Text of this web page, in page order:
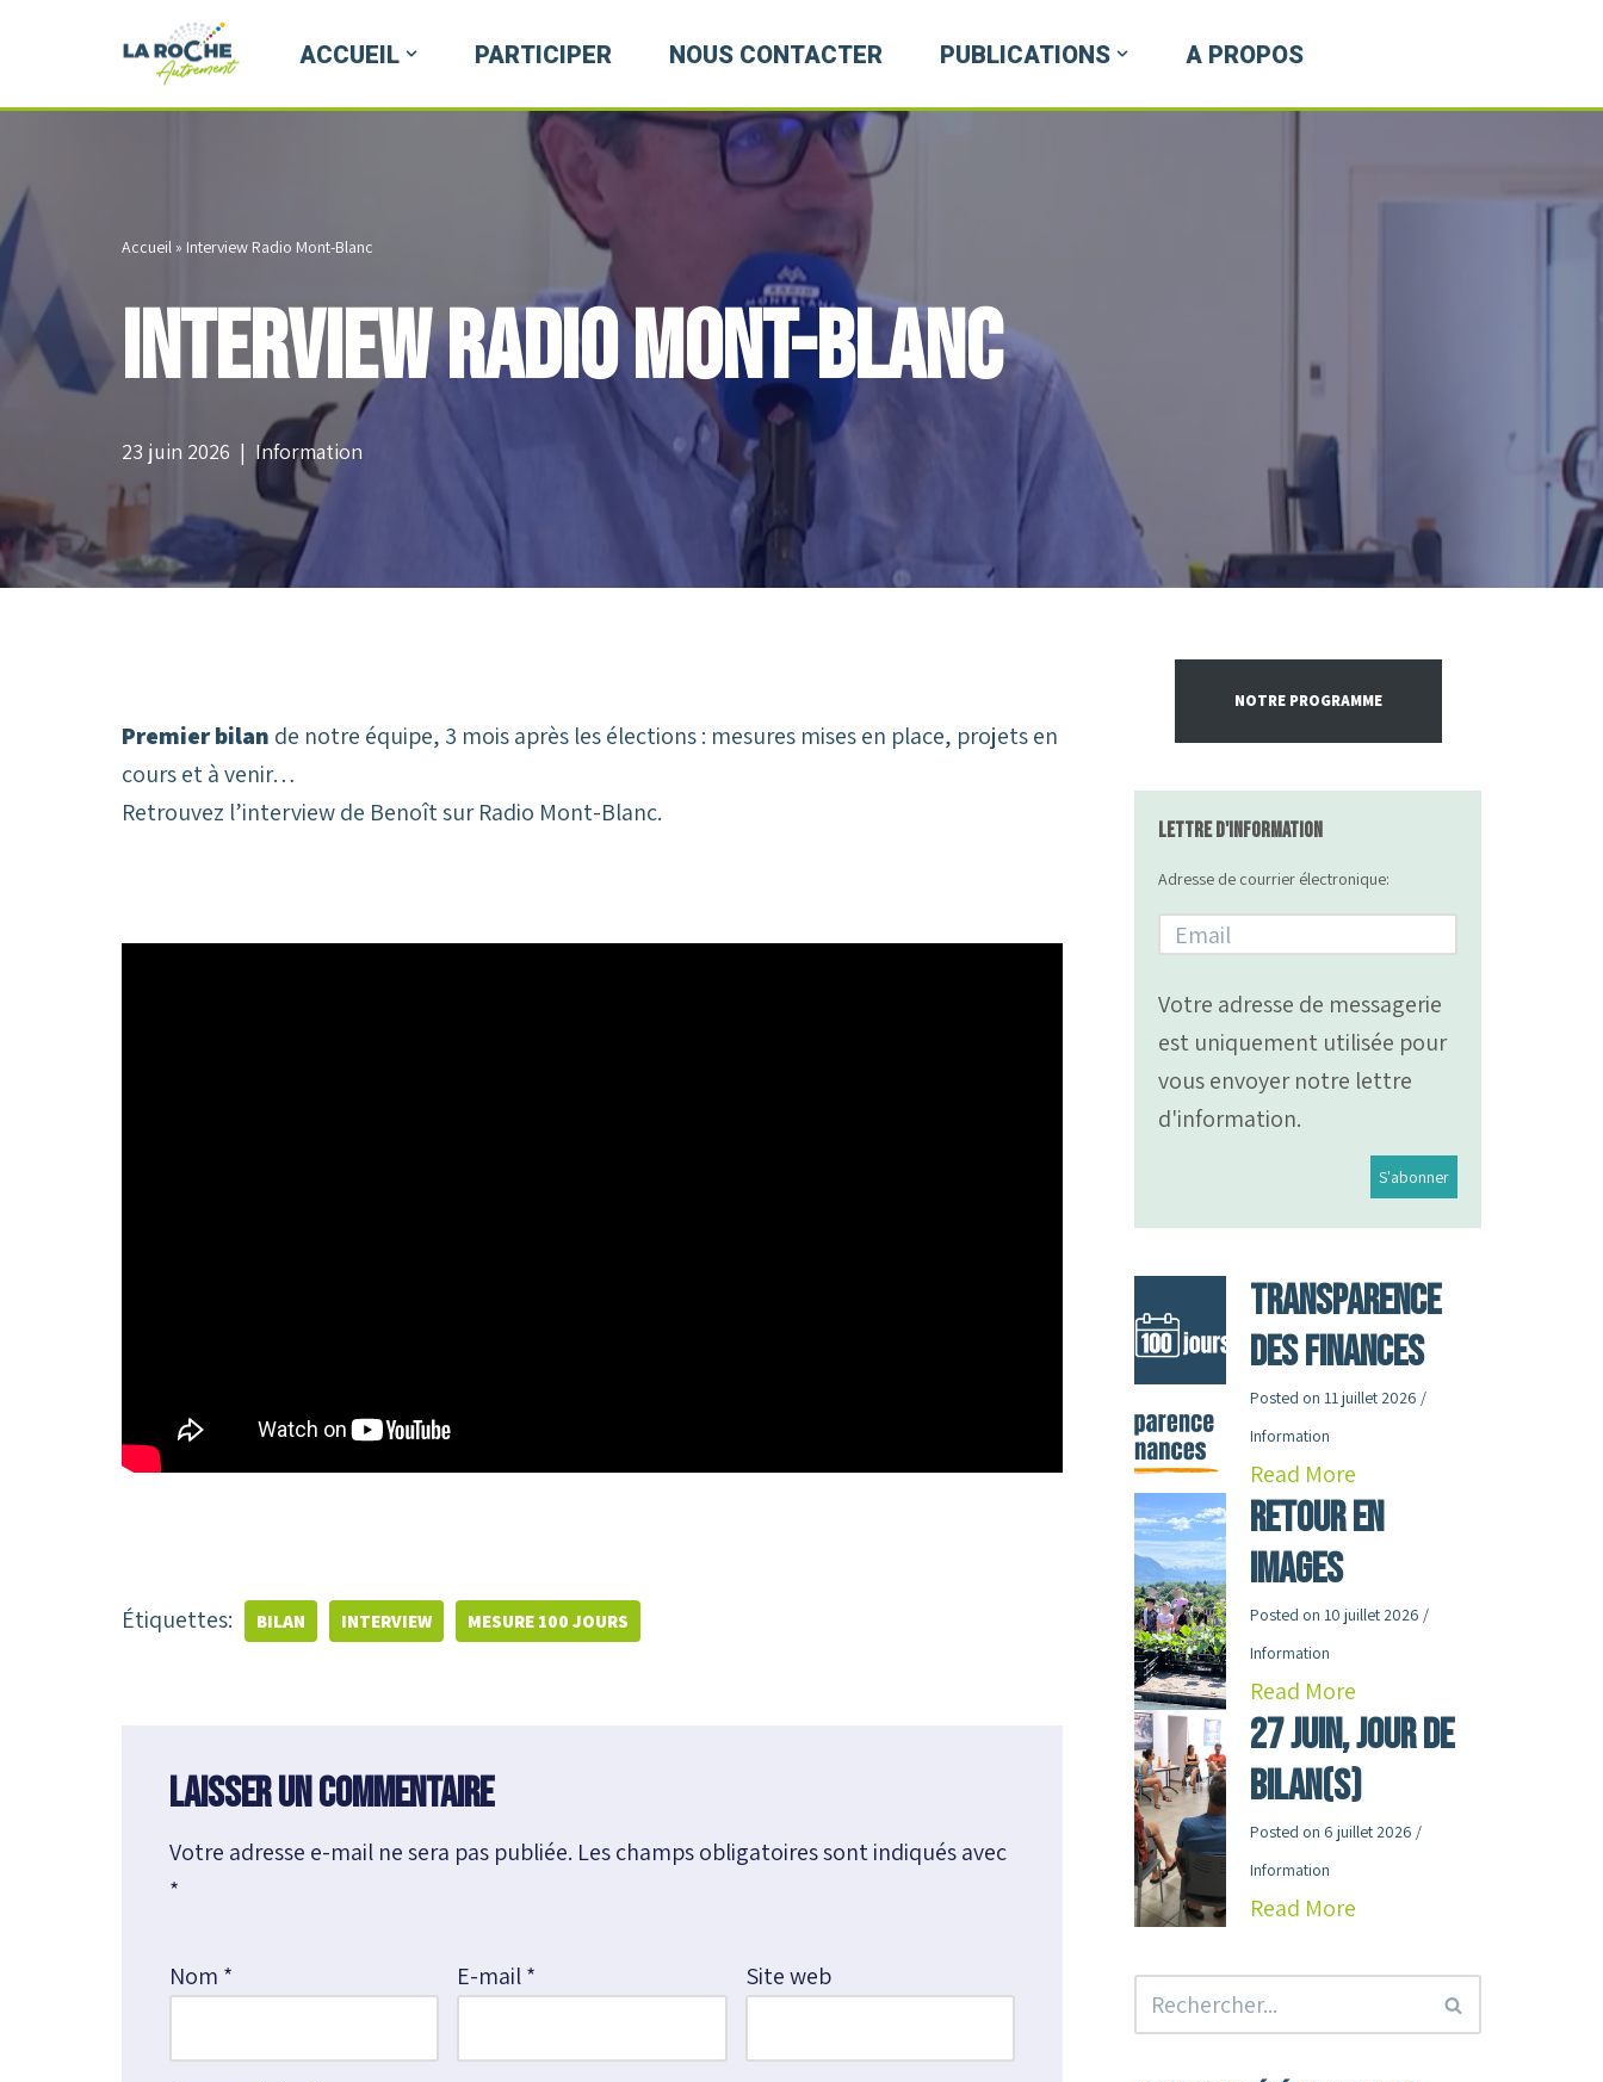
au
ACCUEIL PARTICIPER NOUS CONTACTER PUBLICATIONS A PROPOS
Accueil » Interview Radio Mont-Blanc
Interview Radio Mont-Blanc
23 juin 2026 Information
Premier bilan de notre équipe, 3 mois après les élections : mesures mises en place, projets en
cours et à venir…
Retrouvez l’interview de Benoît sur Radio Mont-Blanc.
Étiquettes: BILAN INTERVIEW MESURE 100 JOURS
Laisser un commentaire
Votre adresse e-mail ne sera pas publiée. Les champs obligatoires sont indiqués avec
*
Nom * E-mail* Site web
A
l
e
r
NOTRE PROGRAMME
Lettre d'information
Adresse de courrier électronique:
Votre adresse de messagerie
est uniquement utilisée pour
vous envoyer notre lettre
d'information.
Transparence
des finances
Posted on 11 juillet 2026 /
Information
Read More
RETOUR en
images
Posted on 10 juillet 2026 /
Information
Read More
27 juin, jour de
Bilan(s)
Posted on 6 juillet 2026 /
Information
Read More